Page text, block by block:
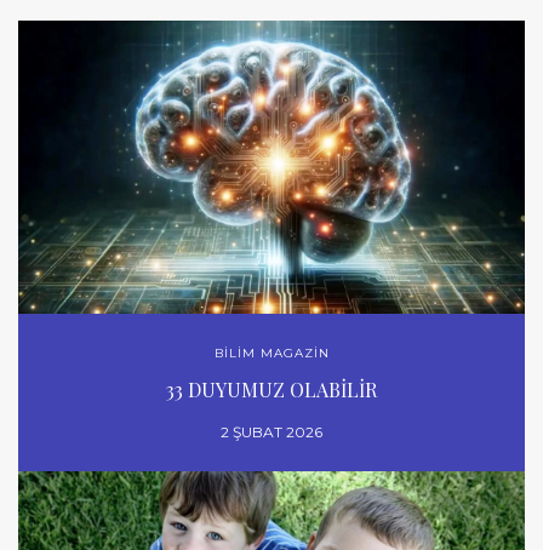
BİLİM MAGAZİN
33 DUYUMUZ OLABİLİR
2 ŞUBAT 2026